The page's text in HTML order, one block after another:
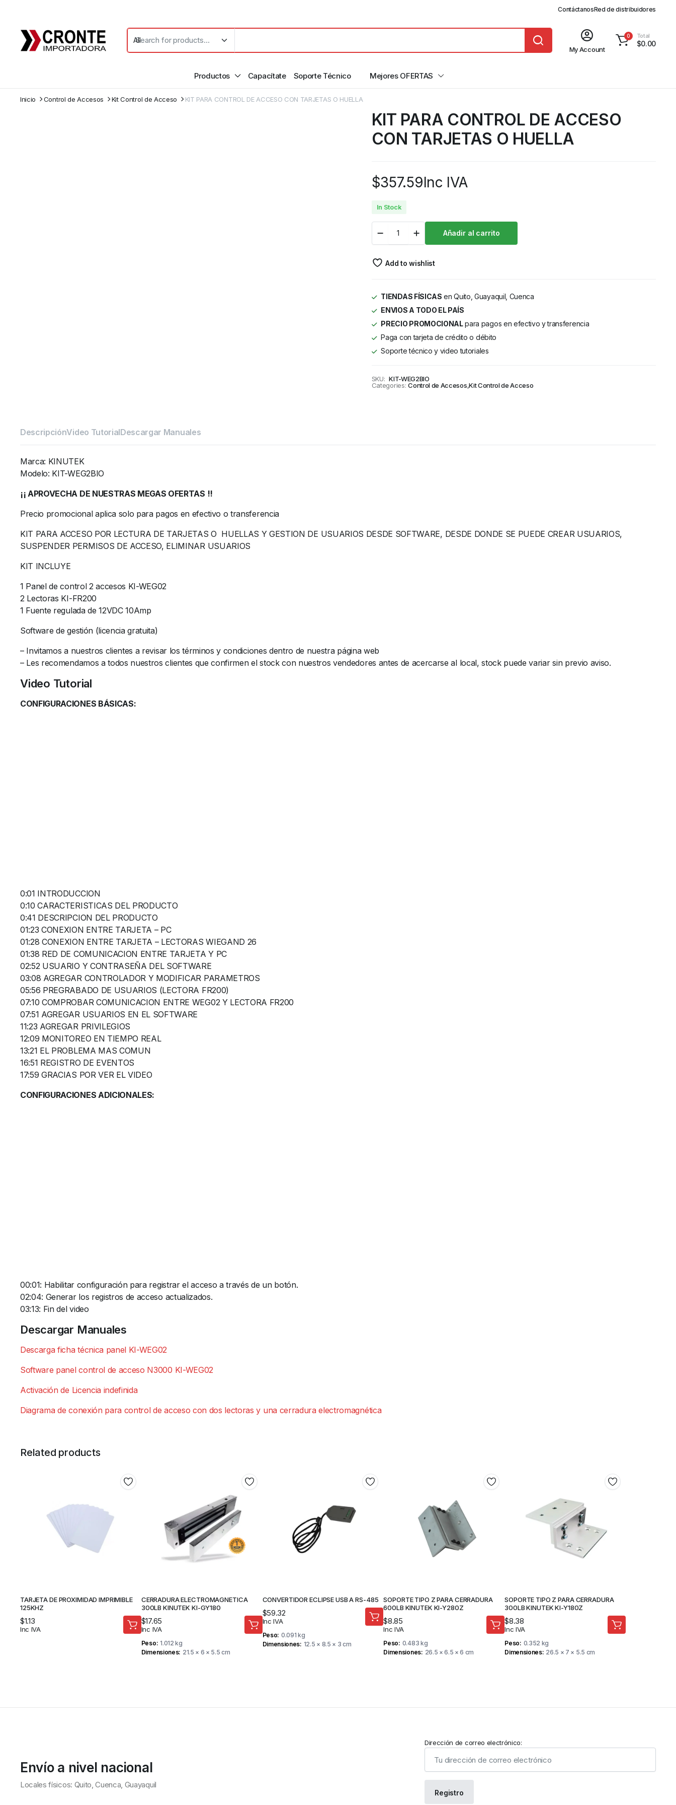
ContáctanosRed de distribuidores
My Account
0 Total
$0.00
Productos Capacítate Soporte Técnico Mejores OFERTAS
Inicio Control de Accesos Kit Control de Acceso KIT PARA CONTROL DE ACCESO CON TARJETAS O HUELLA
KIT PARA CONTROL DE ACCESO
CON TARJETAS O HUELLA
$357.59Inc IVA
In Stock
Añadir al carrito
Add to wishlist
TIENDAS FÍSICAS en Quito, Guayaquil, Cuenca
ENVIOS A TODO EL PAÍS
PRECIO PROMOCIONALpara pagos en efectivo y transferencia
Paga con tarjeta de crédito o débito
Soporte técnico y video tutoriales
SKU: KIT-WEG2BIO
Categories: Control de Accesos,Kit Control de Acceso
DescripciónVideo TutorialDescargar Manuales
Marca: KINUTEK
Modelo: KIT-WEG2BIO
¡¡ APROVECHA DE NUESTRAS MEGAS OFERTAS !!
Precio promocional aplica solo para pagos en efectivo o transferencia
KIT PARA ACCESO POR LECTURA DE TARJETAS O HUELLAS Y GESTION DE USUARIOS DESDE SOFTWARE, DESDE DONDE SE PUEDE CREAR USUARIOS,
SUSPENDER PERMISOS DE ACCESO, ELIMINAR USUARIOS
KIT INCLUYE
1 Panel de control 2 accesos KI-WEG02
2 Lectoras KI-FR200
1 Fuente regulada de 12VDC 10Amp
Software de gestión (licencia gratuita)
– Invitamos a nuestros clientes a revisar los términos y condiciones dentro de nuestra página web
– Les recomendamos a todos nuestros clientes que confirmen el stock con nuestros vendedores antes de acercarse al local, stock puede variar sin previo aviso.
Video Tutorial
CONFIGURACIONES BÁSICAS:
0:01 INTRODUCCION
0:10 CARACTERISTICAS DEL PRODUCTO
0:41 DESCRIPCION DEL PRODUCTO
01:23 CONEXION ENTRE TARJETA – PC
01:28 CONEXION ENTRE TARJETA – LECTORAS WIEGAND 26
01:38 RED DE COMUNICACION ENTRE TARJETA Y PC
02:52 USUARIO Y CONTRASEÑA DEL SOFTWARE
03:08 AGREGAR CONTROLADOR Y MODIFICAR PARAMETROS
05:56 PREGRABADO DE USUARIOS (LECTORA FR200)
07:10 COMPROBAR COMUNICACION ENTRE WEG02 Y LECTORA FR200
07:51 AGREGAR USUARIOS EN EL SOFTWARE
11:23 AGREGAR PRIVILEGIOS
12:09 MONITOREO EN TIEMPO REAL
13:21 EL PROBLEMA MAS COMUN
16:51 REGISTRO DE EVENTOS
17:59 GRACIAS POR VER EL VIDEO
CONFIGURACIONES ADICIONALES:
00:01: Habilitar configuración para registrar el acceso a través de un botón.
02:04: Generar los registros de acceso actualizados.
03:13: Fin del video
Descargar Manuales
Descarga ficha técnica panel KI-WEG02
Software panel control de acceso N3000 KI-WEG02
Activación de Licencia indefinida
Diagrama de conexión para control de acceso con dos lectoras y una cerradura electromagnética
Related products
TARJETA DE PROXIMIDAD IMPRIMIBLE
125KHZ
$1.13
Inc IVA
CERRADURA ELECTROMAGNETICA
300LB KINUTEK KI-GY180
$17.65
Inc IVA
Peso 1.012 kg
Dimensiones 21.5 × 6 × 5.5 cm
CONVERTIDOR ECLIPSE USB A RS-485
$59.32
Inc IVA
Peso 0.091 kg
Dimensiones 12.5 × 8.5 × 3 cm
SOPORTE TIPO Z PARA CERRADURA
600LB KINUTEK KI-Y280Z
$8.85
Inc IVA
Peso 0.483 kg
Dimensiones
26.5 × 6.5 × 6 cm
SOPORTE TIPO Z PARA CERRADURA
300LB KINUTEK KI-Y180Z
$8.38
Inc IVA
Peso 0.352 kg
Dimensiones 26.5 × 7 × 5.5 cm
Envío a nivel nacional
Locales físicos: Quito, Cuenca, Guayaquil
Dirección de correo electrónico: